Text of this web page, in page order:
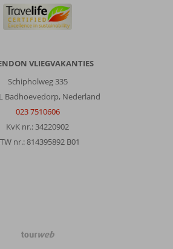
VLIEGVAKANTIES
Schipholweg 335
Badhoevedorp, Nederland
023 7510606
KvK nr.: 34220902
nr.: 814395892 B01
TourWeb